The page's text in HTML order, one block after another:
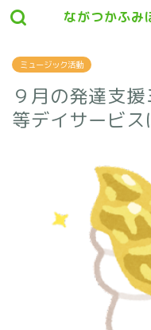
ながつかふ
ミュージック活動
９月の発達支
等デイサービス